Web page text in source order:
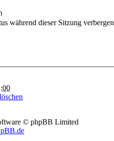
während dieser Sitzung verbergen
© phpBB Limited